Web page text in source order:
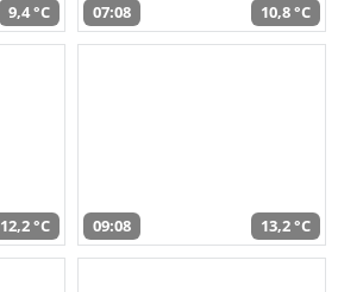
9,4 °C 07:08 10,8 °C
12,2 °C 09:08 13,2 °C